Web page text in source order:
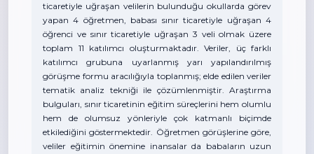
ticaretiyle uğraşan velilerin bulunduğu okullarda görev
yapan 4 öğretmen, babası sınır ticaretiyle uğraşan 4
öğrenci ve sınır ticaretiyle uğraşan 3 veli olmak üzere
toplam 11 katılımcı oluşturmaktadır. Veriler, üç farklı
katılımcı grubuna uyarlanmış yarı yapılandırılmış
görüşme formu aracılığıyla toplanmış; elde edilen veriler
tematik analiz tekniği ile çözümlenmiştir. Araştırma
bulguları, sınır ticaretinin eğitim süreçlerini hem olumlu
hem de olumsuz yönleriyle çok katmanlı biçimde
etkilediğini göstermektedir. Öğretmen görüşlerine göre,
veliler eğitimin önemine inansalar da babaların uzun